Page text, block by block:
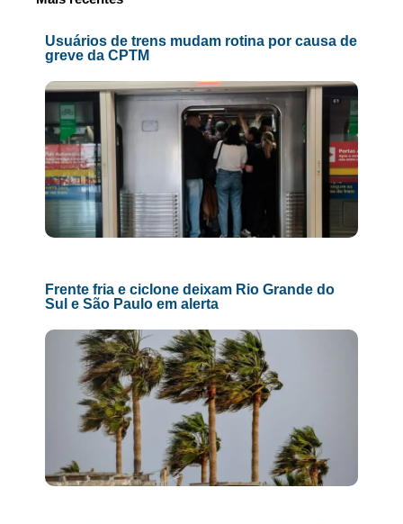
Usuários de trens mudam rotina por causa de
greve da CPTM
Frente fria e ciclone deixam Rio Grande do
Sul e São Paulo em alerta